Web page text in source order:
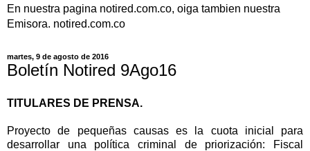
En nuestra pagina notired.com.co, oiga tambien nuestra
Emisora. notired.com.co
martes, 9 de agosto de 2016
Boletín Notired 9Ago16
TITULARES DE PRENSA.
Proyecto de pequeñas causas es la cuota inicial para
desarrollar una política criminal de priorización: Fiscal